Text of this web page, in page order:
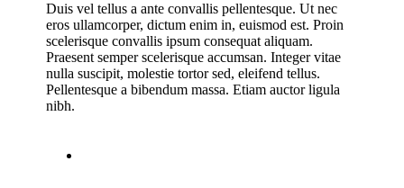
Duis vel tellus a ante convallis pellentesque. Ut nec
eros ullamcorper, dictum enim in, euismod est. Proin
scelerisque convallis ipsum consequat aliquam.
Praesent semper scelerisque accumsan. Integer vitae
nulla suscipit, molestie tortor sed, eleifend tellus.
Pellentesque a bibendum massa. Etiam auctor ligula
nibh.